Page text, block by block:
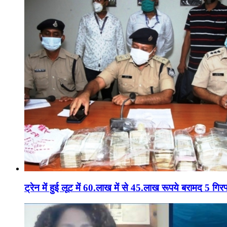
ट्रेन में हुई लूट में 60.लाख में से 45.लाख रूपये बरामद 5